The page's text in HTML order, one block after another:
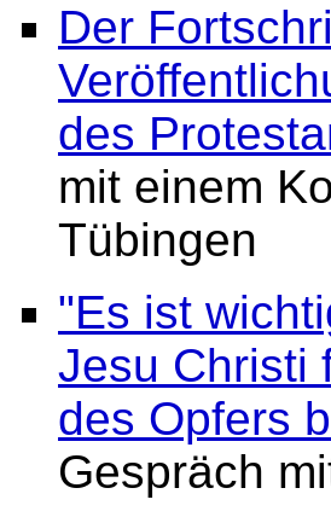
Der
des
mit einem
Tübingen
"Es ist
Jesu Christi
des Opfers
Gespräch